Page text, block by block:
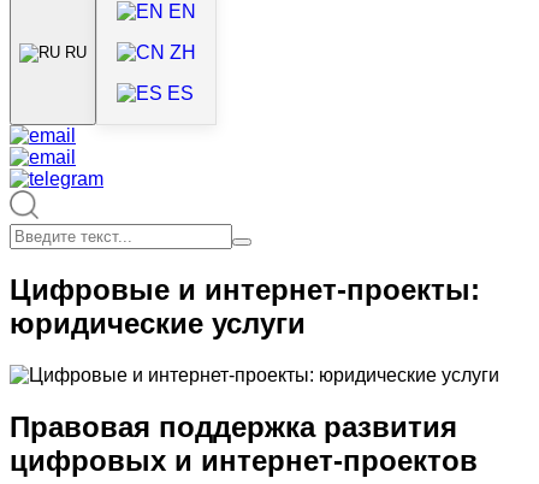
RU
EN
ZH
ES
Цифровые и интернет-проекты:
юридические услуги
Правовая поддержка развития
цифровых и интернет-проектов